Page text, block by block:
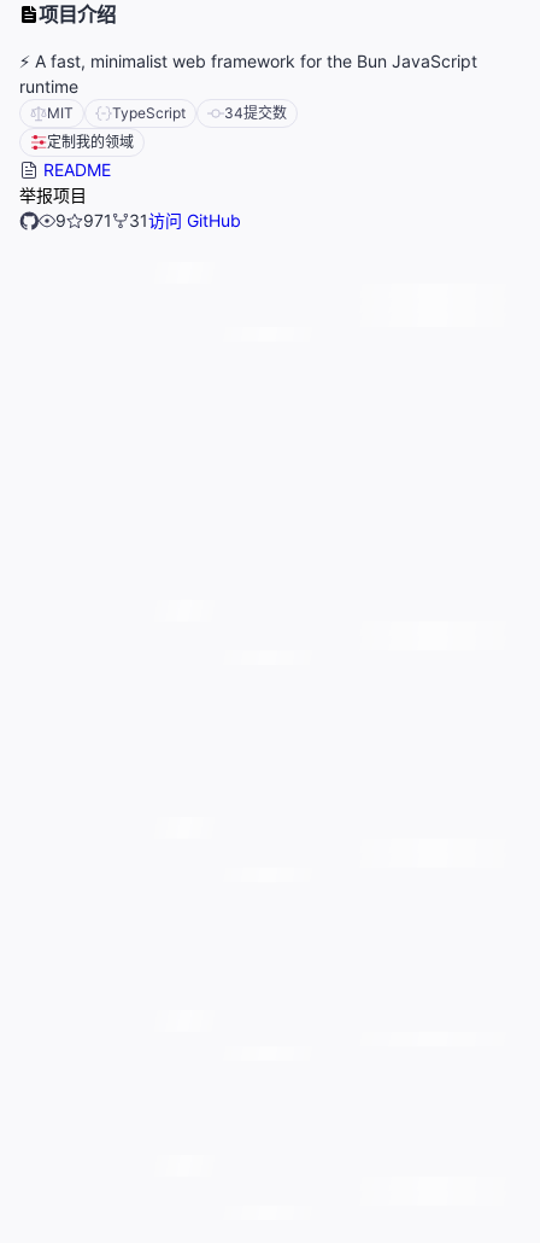
项目介绍
⚡️ A fast, minimalist web framework for the Bun JavaScript
runtime
MIT TypeScript 34提交数
定制我的领域
README
举报项目
9
971 31访问 GitHub